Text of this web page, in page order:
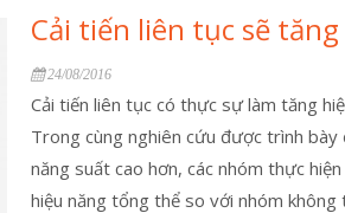
Cải tiến liên tục sẽ
24/08/2016
Cải tiến liên tục có thực sự làm tăng
Trong cùng nghiên cứu được trình bày
năng suất cao hơn, các nhóm thực
hiệu năng tổng thể so với nhóm